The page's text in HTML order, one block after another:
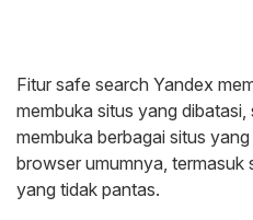
Fitur safe search Yandex
membuka situs yang
membuka berbagai situs
browser umumnya, termasuk
yang tidak pantas.